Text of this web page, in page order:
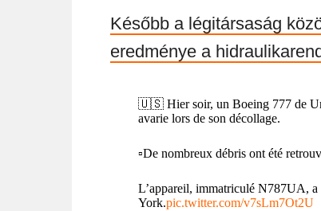
Később a légitársaság
eredménye a
🇺🇸 Hier soir, un Boeing 777 de
avarie lors de son décollage.
▫️De nombreux débris ont été
L’appareil, immatriculé N787UA, a
York.pic.twitter.com/v7sLm7Ot2U